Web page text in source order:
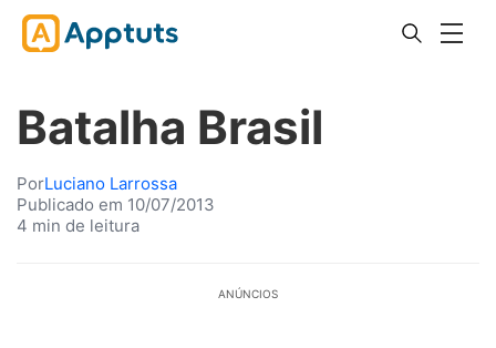
Batalha Brasil
PorLuciano Larrossa
Publicado em 10/07/2013
4 min de leitura
ANÚNCIOS